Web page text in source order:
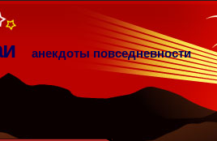
анекдоты повседневности